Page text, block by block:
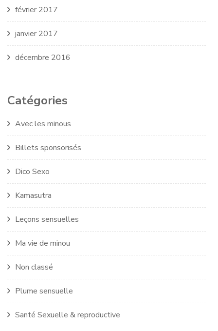
février 2017
janvier 2017
décembre 2016
Catégories
Avec les minous
Billets sponsorisés
Dico Sexo
Kamasutra
Leçons sensuelles
Ma vie de minou
Non classé
Plume sensuelle
Santé Sexuelle & reproductive